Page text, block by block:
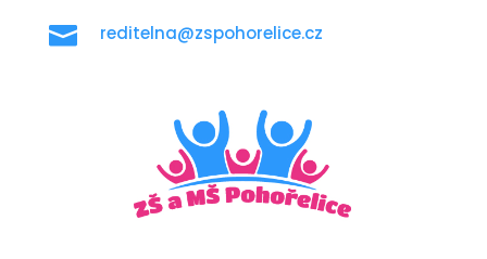
 reditelna@zspohorelice.cz